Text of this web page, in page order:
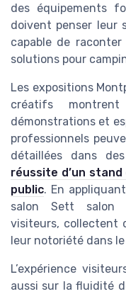
des équipements
doivent penser leur
capable de
solutions pour
Les expositions
créatifs
démonstrations et
professionnels
détaillées dans
réussite d’un
public. En
salon Sett salon
visiteurs, collectent
leur notoriété dans
L’expérience
aussi sur la fluidité